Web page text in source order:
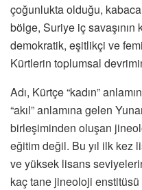
çoğunlukta olduğu,
bölge, Suriye iç savaşının
demokratik, eşitlikçi ve
Kürtlerin toplumsal
Adı, Kürtçe “kadın”
“akıl” anlamına gelen
birleşiminden oluşan
eğitim değil. Bu yıl ilk kez
ve yüksek lisans
kaç tane jineoloji